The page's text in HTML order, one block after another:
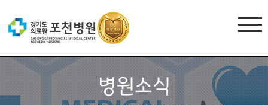
병원소식